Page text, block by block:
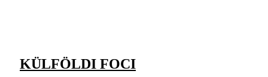
KÜLFÖLDI FOCI